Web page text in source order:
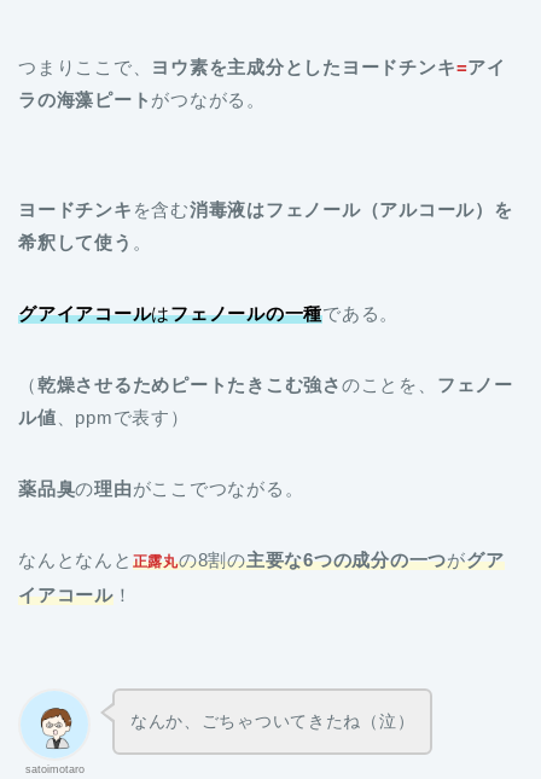
つまりここで、 ヨウ素を主成分としたヨードチンキ=アイ
ラの海藻ピート がつながる。
ヨードチンキ を含む消毒液はフェノール（アルコール）を
希釈して使う 。
グアイアコールはフェノールの一種である。
（乾燥させるためピートたきこむ強さのことを、 フェノー
ル値 、ppmで表す）
薬品臭の理由がここでつながる。
なんとなんと 正露丸の8割の主要な6つの成分の一つがグア
イアコール！
satoimotaro
なんか、ごちゃついてきたね（泣）